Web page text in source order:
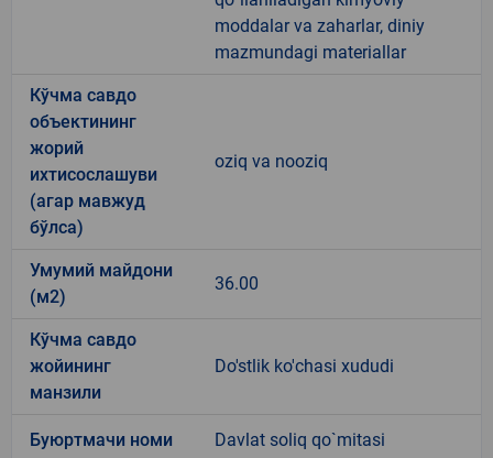
moddalar va zaharlar, diniy
mazmundagi materiallar
Кўчма савдо
объектининг
жорий
ихтисослашуви
(агар мавжуд
бўлса)
oziq va nooziq
Умумий майдони
(м2)
36.00
Кўчма савдо
жойининг
манзили
Do'stlik ko'chasi xududi
Буюртмачи номи Davlat soliq qo`mitasi